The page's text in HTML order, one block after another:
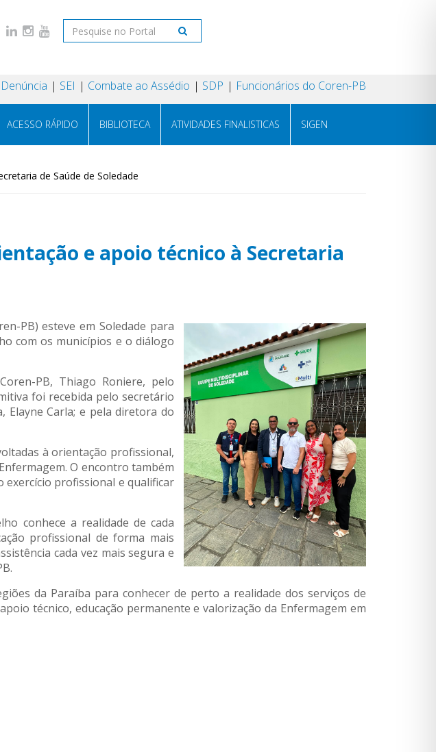
Denúncia SEI Combate ao Assédio SDP Funcionários do Coren-PB
ACESSO RÁPIDO BIBLIOTECA ATIVIDADES FINALISTICAS SIGEN
de Saúde de Soledade
e apoio técnico à Secretaria
PB) esteve em Soledade para
com os municípios e o diálogo
PB, Thiago Roniere, pelo
foi recebida pelo secretário
Elayne Carla; e pela diretora do
à orientação profissional,
O encontro também
profissional e qualificar
conhece a realidade de cada
profissional de forma mais
cada vez mais segura e
da Paraíba para conhecer de perto a realidade dos serviços de
técnico, educação permanente e valorização da Enfermagem em